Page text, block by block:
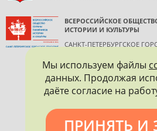
ВСЕРОССИЙСКОЕ
ИСТОРИИ И КУЛЬТУРЫ
САНКТ-ПЕТЕРБУРГСКОЕ
Мы используем файлы
данных. Продолжая
даёте согласие на
ПРИНЯТЬ И